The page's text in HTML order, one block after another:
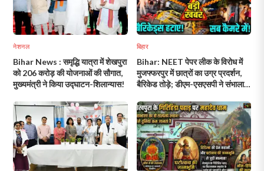
नेशनल
Bihar News : समृद्धि यात्रा में शेखपुरा
को 206 करोड़ की योजनाओं की सौगात,
मुख्यमंत्री ने किया उद्घाटन-शिलान्यास!
बिहार
Bihar: NEET पेपर लीक के विरोध में
मुजफ्फरपुर में छात्रों का उग्र प्रदर्शन,
बैरिकेड तोड़े; डीएम-एसएसपी ने संभाला